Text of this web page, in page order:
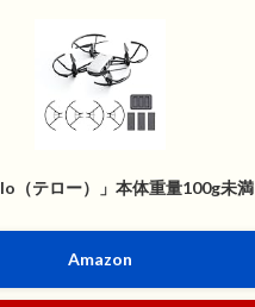
（テロー）」本体重量100g未満
Amazon